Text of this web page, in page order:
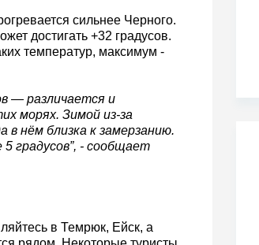
сильнее Черного.
достигать +32 градусов.
температур, максимум -
— различается и
морях. Зимой из-за
в нём близка к замерзанию.
градусов”, - сообщает
в Темрюк, Ейск, а